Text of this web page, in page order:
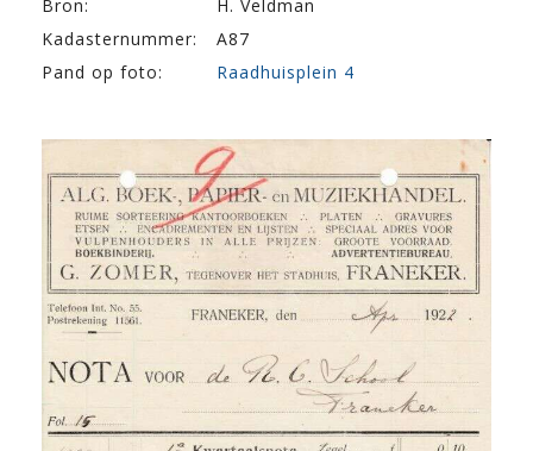
Bron:
H. Veldman
Kadasternummer:
A87
Pand op foto:
Raadhuisplein 4